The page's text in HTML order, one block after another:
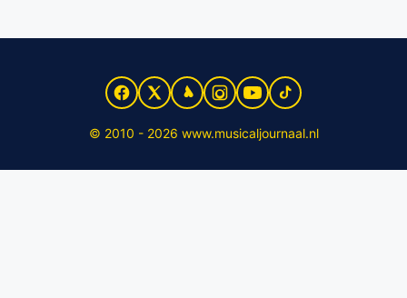
© 2010 - 2026 www.musicaljournaal.nl